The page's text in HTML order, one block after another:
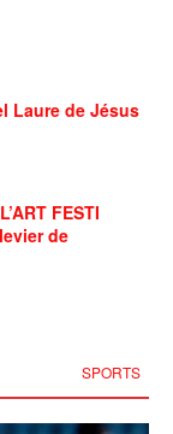
Laure de Jésus
FESTI
de
SPORTS